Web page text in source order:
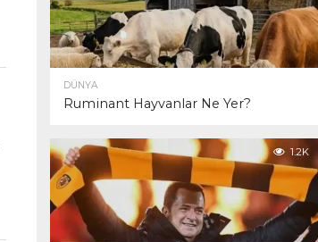
DÜNYA
Ruminant Hayvanlar Ne Yer?
1.2K